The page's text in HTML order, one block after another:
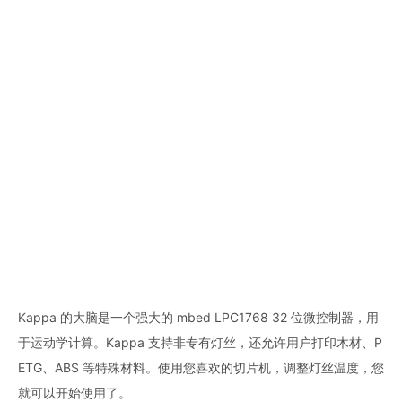
Kappa 的大脑是一个强大的 mbed LPC1768 32 位微控制器，用
于运动学计算。Kappa 支持非专有灯丝，还允许用户打印木材、P
ETG、ABS 等特殊材料。使用您喜欢的切片机，调整灯丝温度，您
就可以开始使用了。